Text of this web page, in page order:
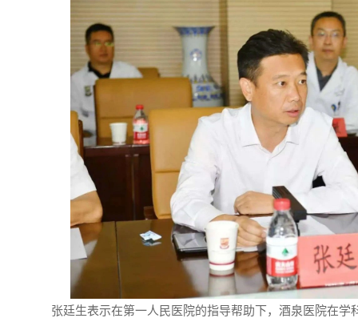
张廷生表示在第一人民医院的指导帮助下，酒泉医院在学